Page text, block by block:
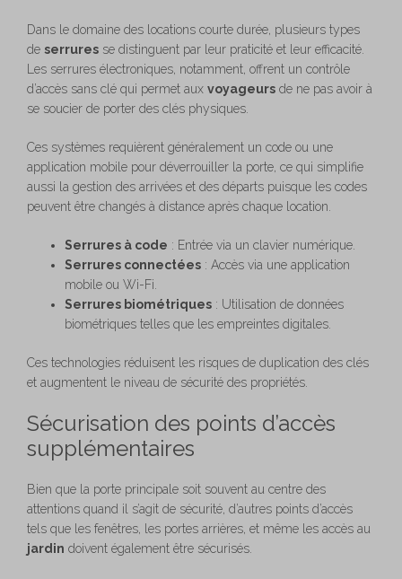
Dans le domaine des locations courte durée, plusieurs types
de serrures se distinguent par leur praticité et leur efficacité.
Les serrures électroniques, notamment, offrent un contrôle
d’accès sans clé qui permet aux voyageurs de ne pas avoir à
se soucier de porter des clés physiques.
Ces systèmes requièrent généralement un code ou une
application mobile pour déverrouiller la porte, ce qui simplifie
aussi la gestion des arrivées et des départs puisque les codes
peuvent être changés à distance après chaque location.
Serrures à code : Entrée via un clavier numérique.
Serrures connectées : Accès via une application
mobile ou Wi-Fi.
Serrures biométriques : Utilisation de données
biométriques telles que les empreintes digitales.
Ces technologies réduisent les risques de duplication des clés
et augmentent le niveau de sécurité des propriétés.
Sécurisation des points d’accès
supplémentaires
Bien que la porte principale soit souvent au centre des
attentions quand il s’agit de sécurité, d’autres points d’accès
tels que les fenêtres, les portes arrières, et même les accès au
jardin doivent également être sécurisés.